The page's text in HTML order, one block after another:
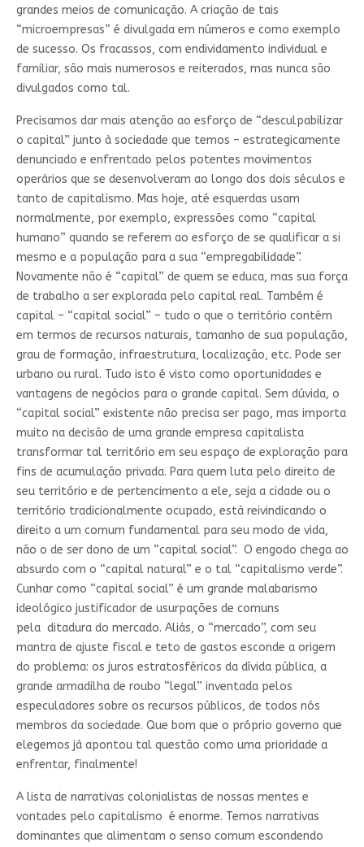
grandes meios de comunicação. A criação de tais
“microempresas” é divulgada em números e como exemplo
de sucesso. Os fracassos, com endividamento individual e
familiar, são mais numerosos e reiterados, mas nunca são
divulgados como tal.
Precisamos dar mais atenção ao esforço de “desculpabilizar
o capital” junto à sociedade que temos – estrategicamente
denunciado e enfrentado pelos potentes movimentos
operários que se desenvolveram ao longo dos dois séculos e
tanto de capitalismo. Mas hoje, até esquerdas usam
normalmente, por exemplo, expressões como “capital
humano” quando se referem ao esforço de se qualificar a si
mesmo e a população para a sua “empregabilidade”.
Novamente não é “capital” de quem se educa, mas sua força
de trabalho a ser explorada pelo capital real. Também é
capital – “capital social” – tudo o que o território contém
em termos de recursos naturais, tamanho de sua população,
grau de formação, infraestrutura, localização, etc. Pode ser
urbano ou rural. Tudo isto é visto como oportunidades e
vantagens de negócios para o grande capital. Sem dúvida, o
“capital social” existente não precisa ser pago, mas importa
muito na decisão de uma grande empresa capitalista
transformar tal território em seu espaço de exploração para
fins de acumulação privada. Para quem luta pelo direito de
seu território e de pertencimento a ele, seja a cidade ou o
território tradicionalmente ocupado, está reivindicando o
direito a um comum fundamental para seu modo de vida,
não o de ser dono de um “capital social”. O engodo chega ao
absurdo com o “capital natural” e o tal “capitalismo verde”.
Cunhar como “capital social” é um grande malabarismo
ideológico justificador de usurpações de comuns
pela ditadura do mercado. Aliás, o “mercado”, com seu
mantra de ajuste fiscal e teto de gastos esconde a origem
do problema: os juros estratosféricos da dívida pública, a
grande armadilha de roubo “legal” inventada pelos
especuladores sobre os recursos públicos, de todos nós
membros da sociedade. Que bom que o próprio governo que
elegemos já apontou tal questão como uma prioridade a
enfrentar, finalmente!
A lista de narrativas colonialistas de nossas mentes e
vontades pelo capitalismo é enorme. Temos narrativas
dominantes que alimentam o senso comum escondendo